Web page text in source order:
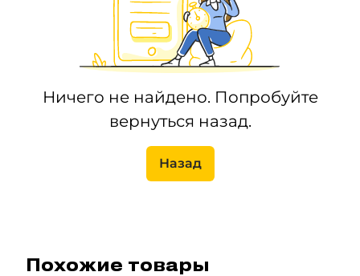
Ничего не найдено. Попробуйте
вернуться назад.
Назад
Похожие товары